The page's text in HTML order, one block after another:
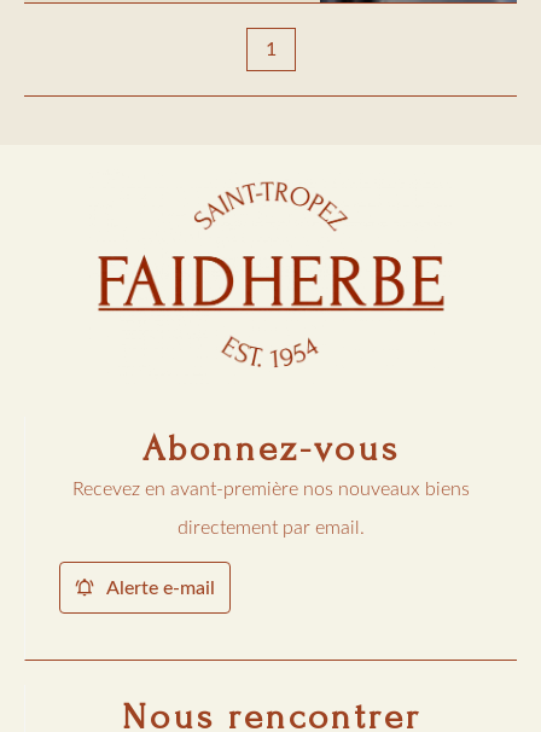
1
Abonnez-vous
Recevez en avant-première nos nouveaux biens
directement par email.
Alerte e-mail
Nous rencontrer